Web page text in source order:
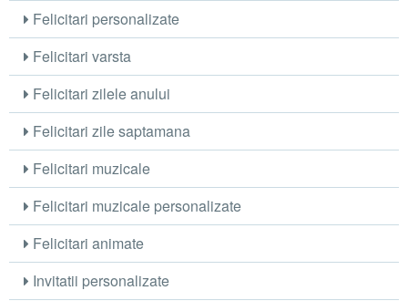
Felicitari personalizate
Felicitari varsta
Felicitari zilele anului
Felicitari zile saptamana
Felicitari muzicale
Felicitari muzicale personalizate
Felicitari animate
Invitatii personalizate